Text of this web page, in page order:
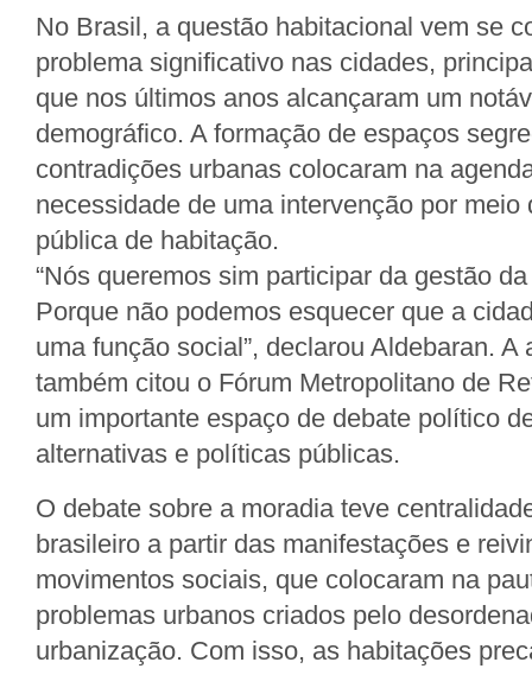
No Brasil, a questão habitacional vem se
problema significativo nas cidades,
que nos últimos anos alcançaram um
demográfico. A formação de espaços
contradições urbanas colocaram na
necessidade de uma intervenção por meio
pública de habitação.
“Nós queremos sim participar da gestão
Porque não podemos esquecer que a
uma função social”, declarou Aldebaran. A
também citou o Fórum Metropolitano de
um importante espaço de debate político
alternativas e políticas públicas.
O debate sobre a moradia teve
brasileiro a partir das manifestações e
movimentos sociais, que colocaram na
problemas urbanos criados pelo
urbanização. Com isso, as habitações